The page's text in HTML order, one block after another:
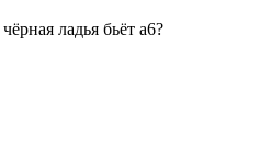
ладья бьёт а6?